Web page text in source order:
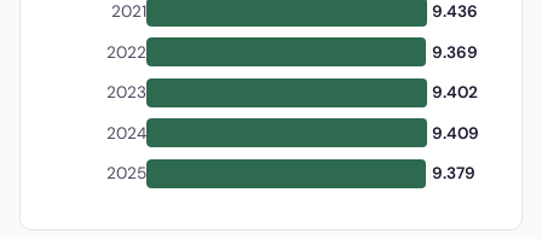
2021
9.436
2022
9.369
2023
9.402
2024
9.409
2025
9.379